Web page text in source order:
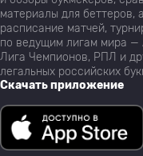
материалы для беттеров,
расписание матчей,
по ведущим лигам мира —
Лига Чемпионов, РПЛ и
легальных российских
Скачать приложение